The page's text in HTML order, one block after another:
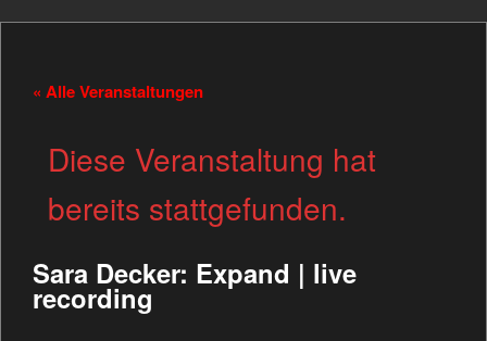
« Alle Veranstaltungen
Diese Veranstaltung hat
bereits stattgefunden.
Sara Decker: Expand | live
recording